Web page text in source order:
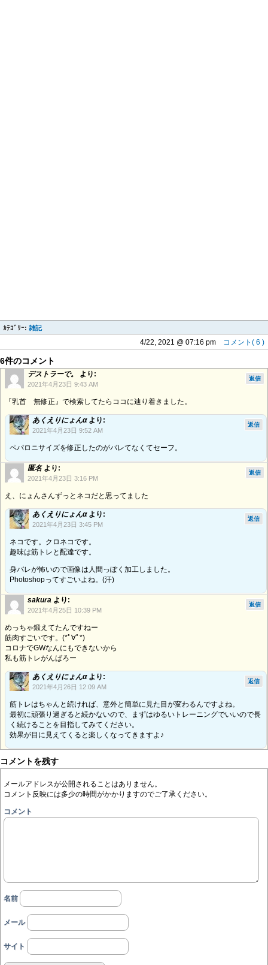
ｶﾃｺﾞﾘｰ: 雑記
4/22, 2021 @ 07:16 pm コメント( 6 )
6件のコメント
デストラーで。 より:
2021年4月23日 9:43 AM
『乳首 無修正』で検索してたらココに辿り着きました。
返信
あくえりにょんα より:
2021年4月23日 9:52 AM
ペパロニサイズを修正したのがバレてなくてセーフ。
返信
匿名 より:
2021年4月23日 3:16 PM
え、にょんさんずっとネコだと思ってました
返信
あくえりにょんα より:
2021年4月23日 3:45 PM
ネコです。クロネコです。
趣味は筋トレと配達です。
身バレが怖いので画像は人間っぽく加工しました。
Photoshopってすごいよね。(汗)
返信
sakura より:
2021年4月25日 10:39 PM
めっちゃ鍛えてたんですねー
筋肉すごいです。(*ﾟ∀ﾟ*)
コロナでGWなんにもできないから
私も筋トレがんばろー
返信
あくえりにょんα より:
2021年4月26日 12:09 AM
筋トレはちゃんと続ければ、意外と簡単に見た目が変わるんですよね。
最初に頑張り過ぎると続かないので、まずはゆるいトレーニングでいいので長
く続けることを目指してみてください。
効果が目に見えてくると楽しくなってきますよ♪
返信
コメントを残す
メールアドレスが公開されることはありません。
コメント反映には多少の時間がかかりますのでご了承ください。
コメント
名前
メール
サイト